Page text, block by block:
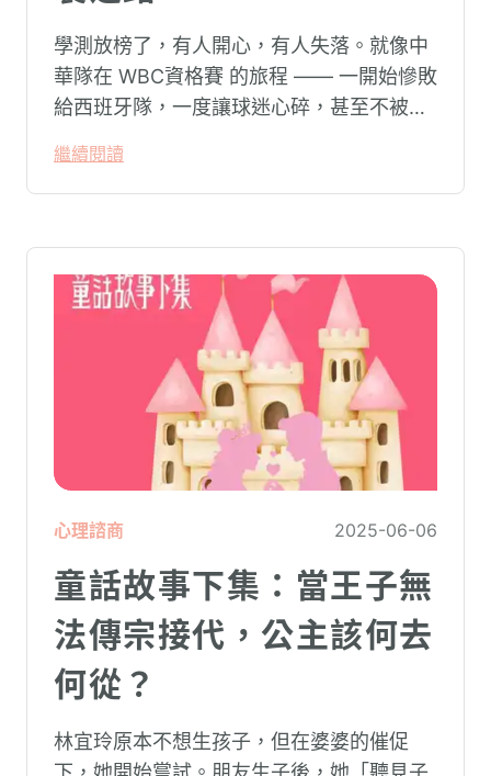
學測放榜了，有人開心，有人失落。就像中
華隊在 WBC資格賽 的旅程 —— 一開始慘敗
給西班牙隊，一度讓球迷心碎，甚至不被看
挺住壓力、全力發揮，成功逆襲，拿到前往
正賽的門票。
繼續閱讀
心理諮商 2025-06-06
童話故事下集：當王子無
法傳宗接代，公主該何去
何從？
林宜玲原本不想生孩子，但在婆婆的催促